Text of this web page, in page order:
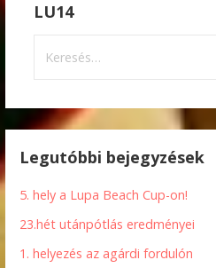
LU14
Legutóbbi bejegyzések
5. hely a Lupa Beach Cup-on!
23.hét utánpótlás eredményei
1. helyezés az agárdi fordulón